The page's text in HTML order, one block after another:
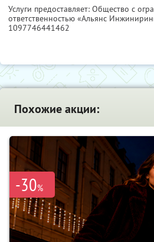
Услуги предоставляет: Общество с
ответственностью «Альянс
1097746441462
Похожие акции:
-30%